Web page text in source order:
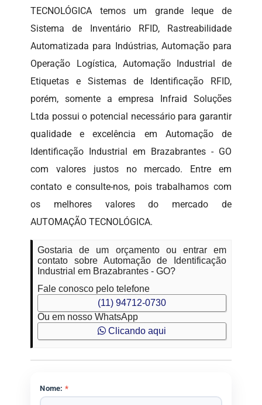
TECNOLÓGICA temos um grande leque de
Sistema de Inventário RFID, Rastreabilidade
Automatizada para Indústrias, Automação para
Operação Logística, Automação Industrial de
Etiquetas e Sistemas de Identificação RFID,
porém, somente a empresa Infraid Soluções
Ltda possui o potencial necessário para garantir
qualidade e excelência em Automação de
Identificação Industrial em Brazabrantes - GO
com valores justos no mercado. Entre em
contato e consulte-nos, pois trabalhamos com
os melhores valores do mercado de
AUTOMAÇÃO TECNOLÓGICA.
Gostaria de um orçamento ou entrar em
contato sobre Automação de Identificação
Industrial em Brazabrantes - GO?
Fale conosco pelo telefone
(11) 94712-0730
Ou em nosso WhatsApp
Clicando aqui
Nome: *